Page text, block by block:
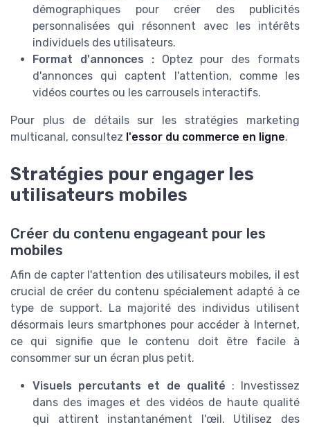
démographiques pour créer des publicités
personnalisées qui résonnent avec les intérêts
individuels des utilisateurs.
Format d'annonces :Optez pour des formats
d'annonces qui captent l'attention, comme les
vidéos courtes ou les carrousels interactifs.
Pour plus de détails sur les stratégies marketing
multicanal, consultez l'essor du commerce en ligne.
Stratégies pour engager les
utilisateurs mobiles
Créer du contenu engageant pour les
mobiles
Afin de capter l'attention des utilisateurs mobiles, il est
crucial de créer du contenu spécialement adapté à ce
type de support. La majorité des individus utilisent
désormais leurs smartphones pour accéder à Internet,
ce qui signifie que le contenu doit être facile à
consommer sur un écran plus petit.
Visuels percutants et de qualité : Investissez
dans des images et des vidéos de haute qualité
qui attirent instantanément l'œil. Utilisez des